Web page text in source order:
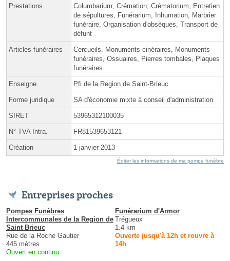
Prestations
Columbarium, Crémation, Crématorium, Entretien
de sépultures, Funérarium, Inhumation, Marbrier
funéraire, Organisation d'obsèques, Transport de
défunt
Articles funéraires
Cercueils, Monuments cinéraires, Monuments
funéraires, Ossuaires, Pierres tombales, Plaques
funéraires
Enseigne Pfi de la Region de Saint-Brieuc
Forme juridique SA d'économie mixte à conseil d'administration
SIRET 53965312100035
N° TVA Intra. FR81539653121
Création 1 janvier 2013
Éditer les informations de ma pompe funèbre
Entreprises proches
Pompes Funèbres
Intercommunales de la Region de
Saint Brieuc
Rue de la Roche Gautier
445 mètres
Ouvert en continu
Funérarium d'Armor
Trégueux
1.4 km
Ouverte jusqu'à 12h et rouvre à
14h